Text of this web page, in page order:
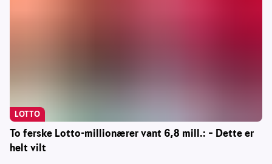
To ferske Lotto-millionærer vant 6,8 mill.: – Dette er
helt vilt
LOTTO